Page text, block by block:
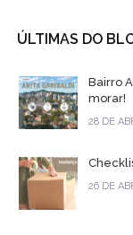
ÚLTIMAS DO
Bairro
morar!
28 DE
26 DE